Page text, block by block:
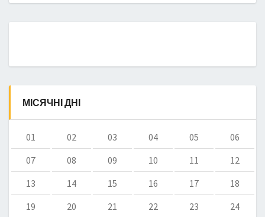
МІСЯЧНІ ДНІ
01 02 03 04 05
06
07
08 09 10 11
12
13
14 15 16 17
18
19
20 21 22 23
24